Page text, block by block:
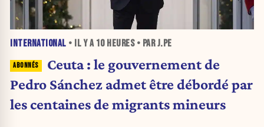
INTERNATIONAL • IL Y A 10 HEURES• PAR J.PE
Ceuta : le gouvernement de
Pedro Sánchez admet être débordé par
les centaines de migrants mineurs